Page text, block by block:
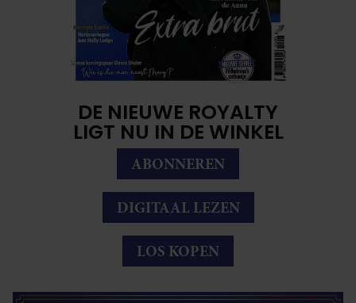
DE NIEUWE ROYALTY
LIGT NU IN DE WINKEL
ABONNEREN
DIGITAAL LEZEN
LOS KOPEN